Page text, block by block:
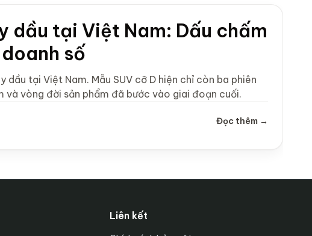
dầu tại Việt Nam: Dấu chấm
số
tại Việt Nam. Mẫu SUV cỡ D hiện chỉ còn ba phiên
và vòng đời sản phẩm đã bước vào giai đoạn cuối.
Đọc thêm →
Liên kết